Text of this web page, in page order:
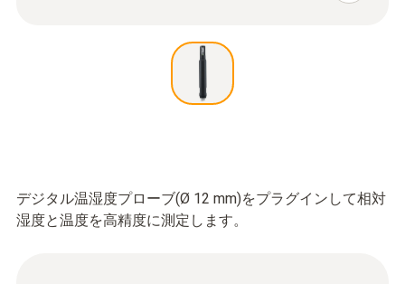
デジタル温湿度プローブ(Ø 12 mm)をプラグインして相対
湿度と温度を高精度に測定します。